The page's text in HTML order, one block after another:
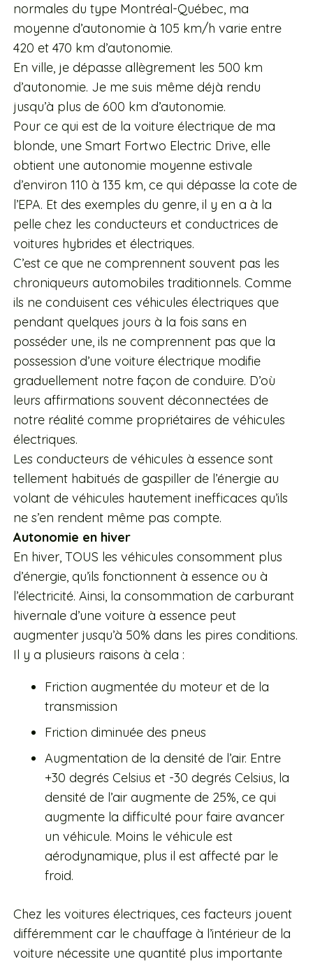
normales du type Montréal-Québec, ma
moyenne d’autonomie à 105 km/h varie entre
420 et 470 km d’autonomie.
En ville, je dépasse allègrement les 500 km
d’autonomie. Je me suis même déjà rendu
jusqu’à plus de 600 km d’autonomie.
Pour ce qui est de la voiture électrique de ma
blonde, une Smart Fortwo Electric Drive, elle
obtient une autonomie moyenne estivale
d’environ 110 à 135 km, ce qui dépasse la cote de
l’EPA. Et des exemples du genre, il y en a à la
pelle chez les conducteurs et conductrices de
voitures hybrides et électriques.
C’est ce que ne comprennent souvent pas les
chroniqueurs automobiles traditionnels. Comme
ils ne conduisent ces véhicules électriques que
pendant quelques jours à la fois sans en
posséder une, ils ne comprennent pas que la
possession d’une voiture électrique modifie
graduellement notre façon de conduire. D’où
leurs affirmations souvent déconnectées de
notre réalité comme propriétaires de véhicules
électriques.
Les conducteurs de véhicules à essence sont
tellement habitués de gaspiller de l’énergie au
volant de véhicules hautement inefficaces qu’ils
ne s’en rendent même pas compte.
Autonomie en hiver
En hiver, TOUS les véhicules consomment plus
d’énergie, qu’ils fonctionnent à essence ou à
l’électricité. Ainsi, la consommation de carburant
hivernale d’une voiture à essence peut
augmenter jusqu’à 50% dans les pires conditions.
Il y a plusieurs raisons à cela :
Friction augmentée du moteur et de la
transmission
Friction diminuée des pneus
Augmentation de la densité de l’air. Entre
+30 degrés Celsius et -30 degrés Celsius, la
densité de l’air augmente de 25%, ce qui
augmente la difficulté pour faire avancer
un véhicule. Moins le véhicule est
aérodynamique, plus il est affecté par le
froid.
Chez les voitures électriques, ces facteurs jouent
différemment car le chauffage à l’intérieur de la
voiture nécessite une quantité plus importante